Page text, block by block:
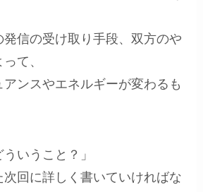
信の受け取り手段、双方のや
て、
アンスやエネルギーが変わる も
いうこと？」
次回に詳しく書いていければな